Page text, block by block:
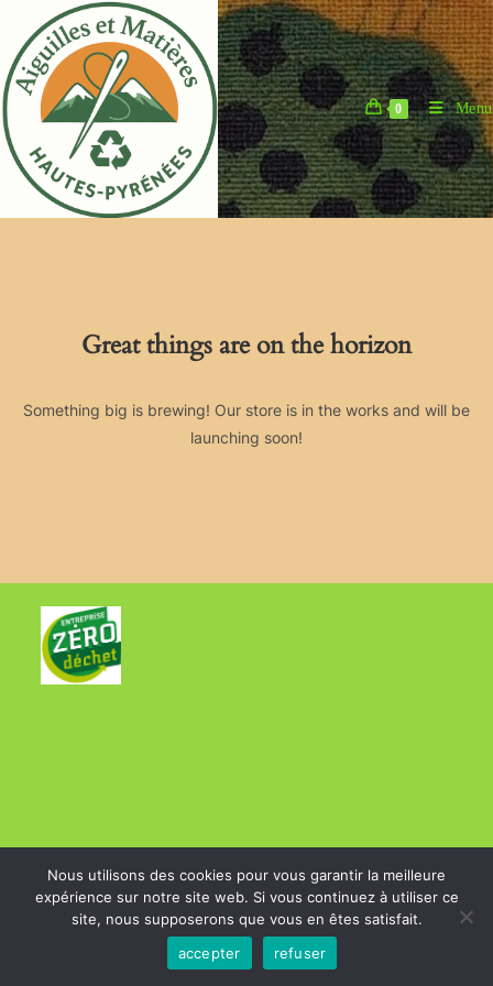
content
0 Menu
Great things are on the horizon
Something big is brewing! Our store is in the works and will be
launching soon!
CGVetCharte sur la vie privée
Copyright 2025 - Aiguilles et Matières
Nous utilisons des cookies pour vous garantir la meilleure
expérience sur notre site web. Si vous continuez à utiliser ce
site, nous supposerons que vous en êtes satisfait.
accepter
refuser